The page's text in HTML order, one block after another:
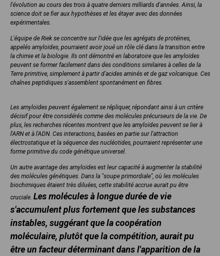
l'évolution au cours des trois à quatre derniers milliards d'années. Ainsi, la
science doit se fier aux hypothèses et les étayer avec des données
expérimentales.
L'équipe de Riek se concentre sur l'idée que les agrégats de protéines,
appelés amyloïdes, pourraient avoir joué un rôle clé dans la transition entre
la chimie et la biologie. Ils ont démontré en laboratoire que les amyloïdes
peuvent se former facilement dans des conditions similaires à celles de la
Terre primitive, simplement à partir d'acides aminés et de gaz volcanique. Ces
chaînes peptidiques s'assemblent spontanément en fibres.
Les amyloïdes peuvent également se répliquer, répondant ainsi à un critère
décisif pour être considérés comme des molécules précurseurs de la vie. De
plus, les recherches récentes montrent que les amyloïdes peuvent se lier à
l'ARN et à l'ADN. Ces interactions, basées en partie sur l'attraction
électrostatique et la séquence des nucléotides, pourraient représenter une
forme primitive du code génétique universel.
Un autre avantage des amyloïdes est leur capacité à augmenter la stabilité
des molécules génétiques. Dans la "soupe primordiale", où les molécules
biochimiques étaient très diluées, cette stabilité accrue aurait pu être
cruciale. Les molécules à longue durée de vie
s'accumulent plus fortement que les substances
instables, suggérant que la coopération
moléculaire, plutôt que la compétition, aurait pu
être un facteur déterminant dans l'apparition de la